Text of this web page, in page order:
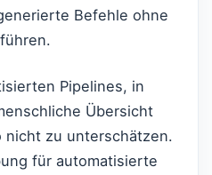
Befehle ohne
Pipelines, in
Übersicht
nicht zu unterschätzen.
für automatisierte